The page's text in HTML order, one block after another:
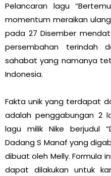
Pelancaran lagu
momentum meraikan
pada 27 Disember
persembahan terindah
sahabat yang namanya
Indonesia.
Fakta unik yang terdapat
adalah penggabungan 2
lagu milik Nike berjudul
Dadang S Manaf yang
dibuat oleh Melly. Formula
dapat dilakukan untuk